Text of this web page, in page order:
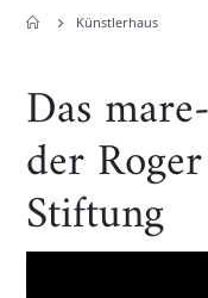
Künstlerhaus
Das
der
Stiftung